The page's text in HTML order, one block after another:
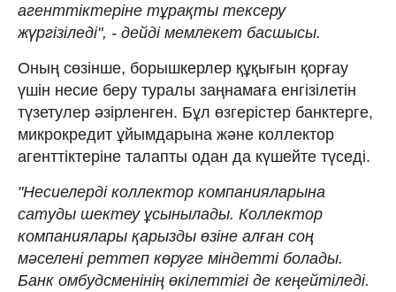
агенттіктеріне тұрақты тексеру
жүргізіледі", - дейді мемлекет басшысы.
Оның сөзінше, борышкерлер құқығын қорғау
үшін несие беру туралы заңнамаға ен­гізілетін
түзетулер әзірленген. Бұл өз­герістер банктерге,
микрокредит ұйым­­дарына және коллектор
агент­тік­теріне талапты одан да күшейте түседі.
"Несиелерді коллектор компаниялары­на
сатуды шектеу ұсынылады. Коллек­тор
компания­лары қарызды өзіне ал­ған соң
мәселені реттеп көруге мін­дет­ті болады.
Банк омбудсменінің өкі­лет­тігі де кеңейтіледі.